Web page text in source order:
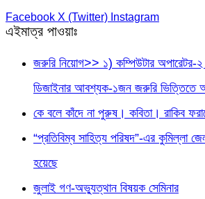
Facebook X (Twitter) Instagram
এইমাত্র পাওয়াঃ
জরুরি নিয়োগ>> ১) কম্পিউটার অপারেটর-
ডিজাইনার আবশ্যক-১জন জরুরি
কে বলে কাঁদে না পুরুষ। কবিতা। রাকিব
“প্রতিবিম্ব সাহিত্য পরিষদ”-এর কুমিল্লা
হয়েছে
জুলাই গণ-অভ্যুত্থান বিষয়ক সেমিনার